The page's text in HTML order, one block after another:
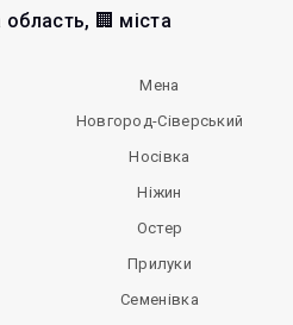
область, 🏢 міста
Мена
Новгород-Сіверський
Носівка
Ніжин
Остер
Прилуки
Семенівка